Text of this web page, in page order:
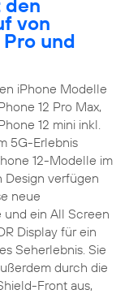
von
Pro und
iPhone Modelle
12 Pro Max,
12 mini inkl.
5G-Erlebnis
12-Modelle im
verfügen
neue
und ein All Screen
Display für ein
Seherlebnis. Sie
durch die
Front aus,